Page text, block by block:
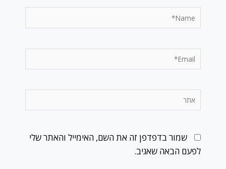
Name*
Email*
אתר
שמור בדפדפן זה את השם, האימייל והאתר שלי
לפעם הבאה שאגיב.